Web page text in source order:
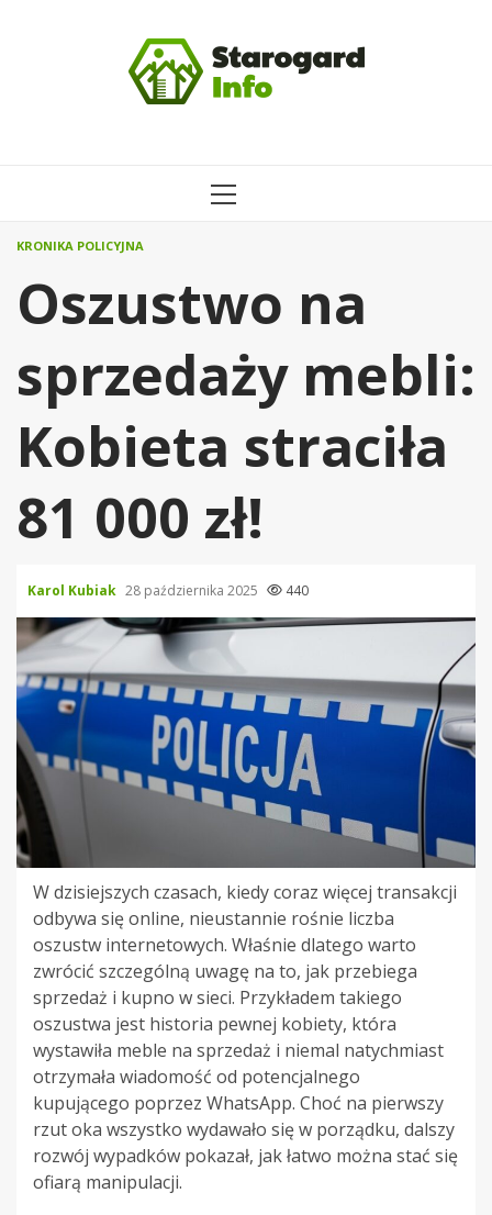
MENU
KRONIKA POLICYJNA
Oszustwo na
sprzedaży mebli:
Kobieta straciła
81 000 zł!
Karol Kubiak 28 października 2025 440
W dzisiejszych czasach, kiedy coraz więcej transakcji
odbywa się online, nieustannie rośnie liczba
oszustw internetowych. Właśnie dlatego warto
zwrócić szczególną uwagę na to, jak przebiega
sprzedaż i kupno w sieci. Przykładem takiego
oszustwa jest historia pewnej kobiety, która
wystawiła meble na sprzedaż i niemal natychmiast
otrzymała wiadomość od potencjalnego
kupującego poprzez WhatsApp. Choć na pierwszy
rzut oka wszystko wydawało się w porządku, dalszy
rozwój wypadków pokazał, jak łatwo można stać się
ofiarą manipulacji.